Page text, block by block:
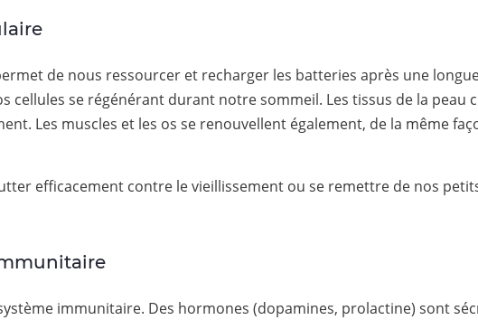
de nous ressourcer et recharger les batteries après une
se régénérant durant notre sommeil. Les tissus de la peau
Les muscles et les os se renouvellent également, de la même
efficacement contre le vieillissement ou se remettre de nos
immunitaire. Des hormones (dopamines, prolactine) sont